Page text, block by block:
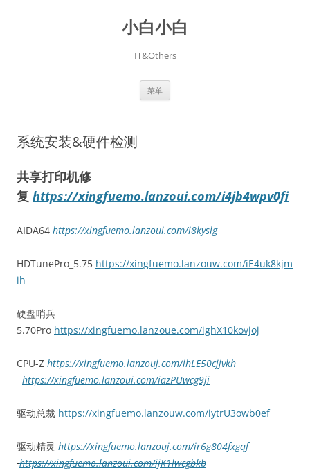
小白小白
IT&Others
菜单
系统安装&硬件检测
共享打印机修
复 https://xingfuemo.lanzoui.com/i4jb4wpv0fi
AIDA64 https://xingfuemo.lanzoui.com/i8kyslg
HDTunePro_5.75 https://xingfuemo.lanzouw.com/iE4uk8kjm
ih
硬盘哨兵
5.70Pro https://xingfuemo.lanzoue.com/ighX10kovjoj
CPU-Z https://xingfuemo.lanzouj.com/ihLE50cjjvkh
https://xingfuemo.lanzoui.com/iazPUwcg9ji
驱动总裁 https://xingfuemo.lanzouw.com/iytrU3owb0ef
驱动精灵 https://xingfuemo.lanzouj.com/ir6g804fxgqf
https://xingfuemo.lanzoui.com/ijK1lwcgbkb